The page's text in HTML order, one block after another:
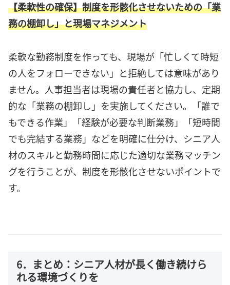
【柔軟性の確保】制度を形骸化させないための「業
務の棚卸し」と現場マネジメント
柔軟な勤務制度を作っても、現場が「忙しくて時短
の人をフォローできない」と拒絶しては意味があり
ません。人事担当者は現場の責任者と協力し、定期
的な「業務の棚卸し」を実施してください。「誰で
もできる作業」「経験が必要な判断業務」「短時間
でも完結する業務」などを明確に仕分け、シニア人
材のスキルと勤務時間に応じた適切な業務マッチン
グを行うことが、制度を形骸化させないポイントで
す。
6．まとめ：シニア人材が長く働き続けら
れる環境づくりを